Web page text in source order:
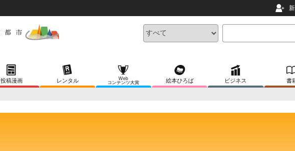
投稿漫画 レンタル
Web
コンテンツ大賞
絵本ひろば ビジネス 書